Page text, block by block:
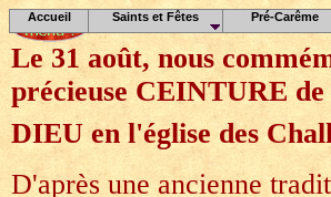
Le 31 août, nous
précieuse CEINTURE
DIEU en l'église des
D'après une ancienne
Accueil Saints et Fêtes Pré-Carême